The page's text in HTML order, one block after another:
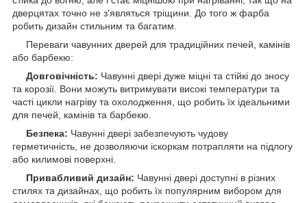
дверцятах точно не з'являться тріщини. До того ж фарба
робить дизайн стильним та багатим.
Переваги чавунних дверей для традиційних печей, камінів
або барбекю:
Довговічність: Чавунні двері дуже міцні та стійкі до зносу
та корозії. Вони можуть витримувати високі температури та
часті цикли нагріву та охолодження, що робить їх ідеальними
для печей, камінів та барбекю.
Безпека: Чавунні двері забезпечують чудову
герметичність, не дозволяючи іскоркам потрапляти на підлогу
або килимові поверхні.
Привабливий дизайн: Чавунні двері доступні в різних
стилях та дизайнах, що робить їх популярним вибором для